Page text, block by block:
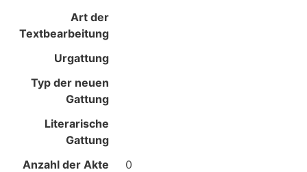
Art der
Textbearbeitung
Urgattung
Typ der neuen
Gattung
Literarische
Gattung
Anzahl der Akte
0